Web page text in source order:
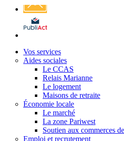
Affichage
légal
Vos services
Aides sociales
Le CCAS
Relais Marianne
Le logement
Maisons de retraite
Économie locale
Le marché
La zone Pariwest
Soutien aux commerces
Emploi et recrutement